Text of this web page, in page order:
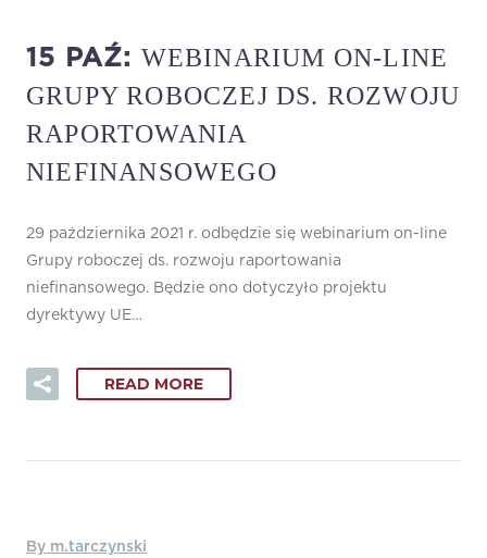
15 PAŹ: WEBINARIUM ON-LINE
GRUPY ROBOCZEJ DS. ROZWOJU
RAPORTOWANIA
NIEFINANSOWEGO
29 października 2021 r. odbędzie się webinarium on-line
Grupy roboczej ds. rozwoju raportowania
niefinansowego. Będzie ono dotyczyło projektu
dyrektywy UE…
READ MORE
By m.tarczynski